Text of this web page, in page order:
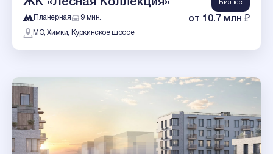
ЖК «Лесная Коллекция» Бизнес
Планерная 9 мин. от 10.7 млн ₽
МО, Химки, Куркинское шоссе